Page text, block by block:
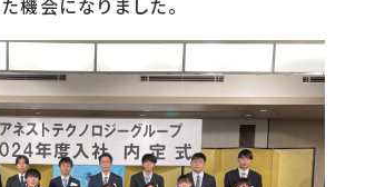
機会になりました。